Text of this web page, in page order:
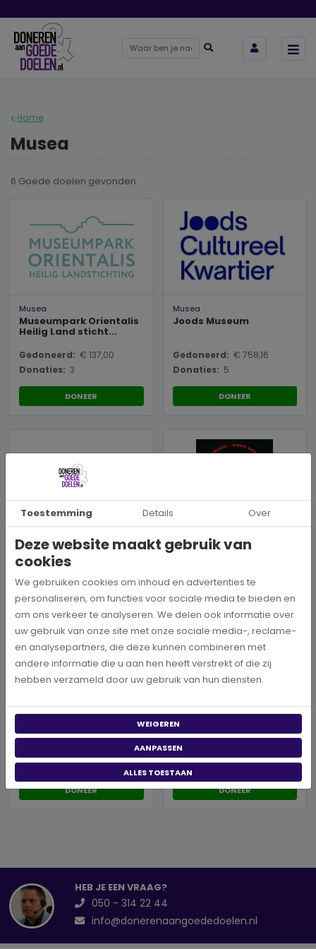
Home
Musea
6 Goede doelen gevonden
Musea
Museumpark Orientalis
Heilig Land sticht...
Gedoneerd: € 137,00
Donaties: 3
DONEER
Musea
Joods Museum
Gedoneerd: € 758,16
Donaties: 5
DONEER
Musea
Het
Scheepvaartmuseum
Museum RockArt /
Stichting Rock & Art
DONEER
Musea
Stichting Cultuurforum
Aardenburg
DONEER
Musea
Stichting Museum van
het Nederlandse Uur...
DONEER
HEB JE EEN VRAAG?
050 - 314 22 44
info@donerenaangoededoelen.nl
Toestemming Details Over
Deze website maakt gebruik van
cookies
We gebruiken cookies om inhoud en advertenties te
personaliseren, om functies voor sociale media te bieden en
om ons verkeer te analyseren. We delen ook informatie over
uw gebruik van onze site met onze sociale media-, reclame-
en analysepartners, die deze kunnen combineren met
andere informatie die u aan hen heeft verstrekt of die zij
hebben verzameld door uw gebruik van hun diensten.
WEIGEREN
AANPASSEN
ALLES TOESTAAN